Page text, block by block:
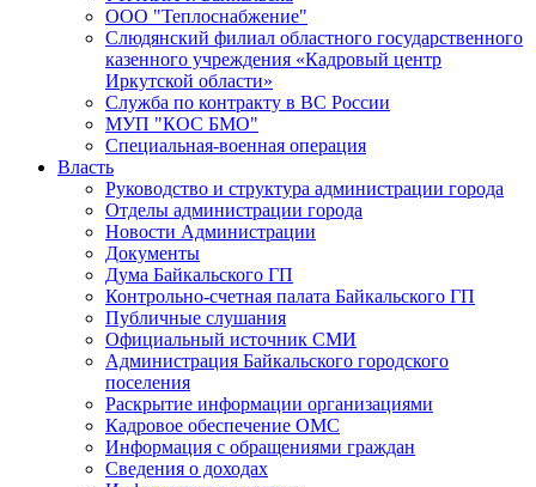
ООО "Теплоснабжение"
Слюдянский филиал областного государственного
казенного учреждения «Кадровый центр
Иркутской области»
Служба по контракту в ВС России
МУП "КОС БМО"
Специальная-военная операция
Власть
Руководство и структура администрации города
Отделы администрации города
Новости Администрации
Документы
Дума Байкальского ГП
Контрольно-счетная палата Байкальского ГП
Публичные слушания
Официальный источник СМИ
Администрация Байкальского городского
поселения
Раскрытие информации организациями
Кадровое обеспечение ОМС
Информация с обращениями граждан
Сведения о доходах